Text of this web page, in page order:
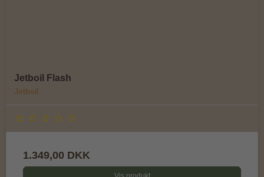
Jetboil Flash
Jetboil
1.349,00 DKK